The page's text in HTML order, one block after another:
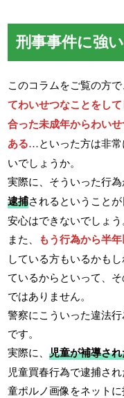
刑事事件に強
このコラムをご覧の方で
てわいせつなことをし
合った未成年からわい
ある…といった方は非常
いでしょうか。
実際に、そういった行
逮捕されるということ
安心はできないでしょう
また、 もう行為から半
している方もいるかも
ているからといって、
ではありません。
警察にこういった違法
です。
実際に、児童が補導さ
児童買春行為で逮捕さ
童ポルノ画像をネット